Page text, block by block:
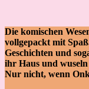
Die komischen
vollgepackt mit
Geschichten und
ihr Haus und
Nur nicht, wenn